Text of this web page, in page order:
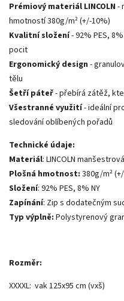
Prémiový materiál LINCOLN -
hmotností 380g/m² (+/-10%)
Kvalitní složení- 92% PES,
pocit
Ergonomický design -
tělu
Šetří páteř- přebírá zátěž,
Všestranné využití- ideální
sledování oblíbených pořadů
Technické údaje:
Materiál: LINCOLN
Plošná hmotnost: 380g/m²
Složení: 92% PES, 8% NY
Zapínání: Zip s dodatečným
Typ výplně: Polystyrenový
Rozměr:
XXXXL: vak 125x95 cm (vxš)